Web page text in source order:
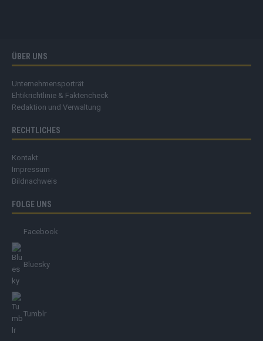
ÜBER UNS
Unternehmensporträt
Ehtikrichtlinie & Faktencheck
Redaktion und Verwaltung
RECHTLICHES
Kontakt
Impressum
Bildnachweis
FOLGE UNS
Facebook
Bluesky
Tumblr